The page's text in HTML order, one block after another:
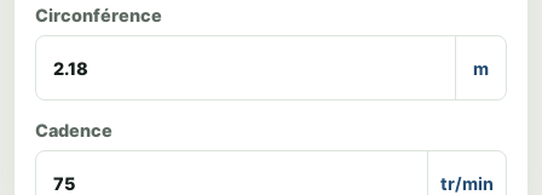
Circonférence
m
Cadence
tr/min